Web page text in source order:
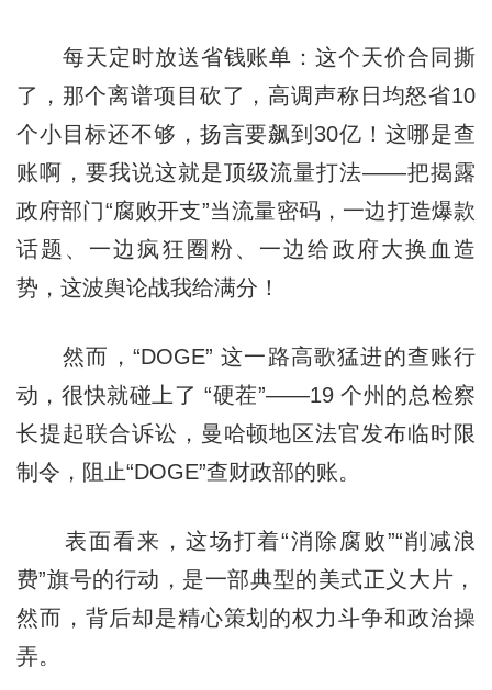
每天定时放送省钱账单：这个天价合同撕
了，那个离谱项目砍了，高调声称日均怒省10
个小目标还不够，扬言要飙到30亿！这哪是查
账啊，要我说这就是顶级流量打法——把揭露
政府部门“腐败开支”当流量密码，一边打造爆款
话题、一边疯狂圈粉、一边给政府大换血造
势，这波舆论战我给满分！
然而，“DOGE” 这一路高歌猛进的查账行
动，很快就碰上了 “硬茬”——19 个州的总检察
长提起联合诉讼，曼哈顿地区法官发布临时限
制令，阻止“DOGE”查财政部的账。
表面看来，这场打着“消除腐败”“削减浪
费”旗号的行动，是一部典型的美式正义大片，
然而，背后却是精心策划的权力斗争和政治操
弄。